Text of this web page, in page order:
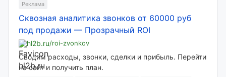
Реклама
Сквозная аналитика звонков от 60000 руб
под продажи — Прозрачный ROI
hl2b.ru/roi-zvonkov
Сводим расходы, звонки, сделки и прибыль. Перейти
на сайт и получить план.